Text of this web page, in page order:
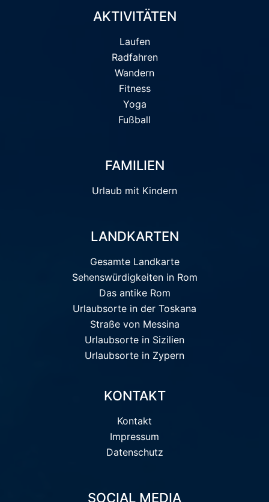
AKTIVITÄTEN
Laufen
Radfahren
Wandern
Fitness
Yoga
Fußball
FAMILIEN
Urlaub mit Kindern
LANDKARTEN
Gesamte Landkarte
Sehenswürdigkeiten in Rom
Das antike Rom
Urlaubsorte in der Toskana
Straße von Messina
Urlaubsorte in Sizilien
Urlaubsorte in Zypern
KONTAKT
Kontakt
Impressum
Datenschutz
SOCIAL MEDIA